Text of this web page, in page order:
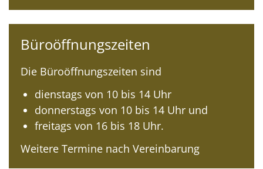
Büroöffnungszeiten
Die Büroöffnungszeiten sind
dienstags von 10 bis 14 Uhr
donnerstags von 10 bis 14 Uhr und
freitags von 16 bis 18 Uhr.
Weitere Termine nach Vereinbarung